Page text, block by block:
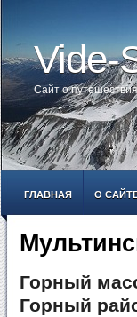
Сайт о
ГЛАВНАЯ О
Горный
Горный